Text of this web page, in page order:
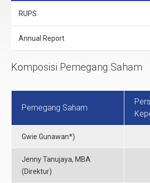
RUPS
Annual Report
Komposisi Pemegang Saham
Pemegang Saham
Gwie Gunawan*)
Jenny Tanujaya, MBA
(Direktur)